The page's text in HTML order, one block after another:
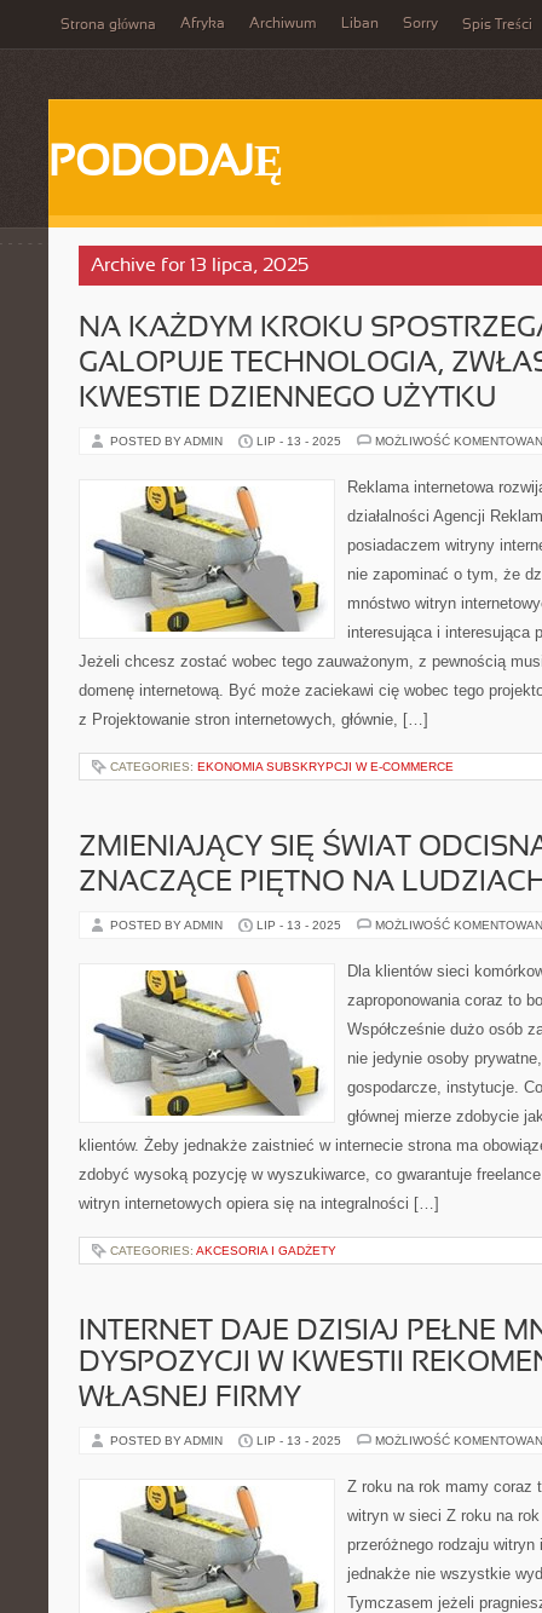
Strona główna Afryka Archiwum Liban Sorry Spis Treści
PODODAJĘ
Archive for 13 lipca, 2025
NA KAŻDYM KROKU
GALOPUJE TECHNOLOGIA,
KWESTIE DZIENNEGO UŻYTKU
POSTED BY ADMIN LIP - 13 - 2025 MOŻLIWOŚĆ
Reklama internetowa
działalności Agencji
posiadaczem witryny
nie zapominać o tym, że
mnóstwo witryn
interesująca i interesująca
Jeżeli chcesz zostać wobec tego zauważonym, z pewnością
domenę internetową. Być może zaciekawi cię wobec tego
z Projektowanie stron internetowych, głównie, […]
CATEGORIES: EKONOMIA SUBSKRYPCJI W E-COMMERCE
ZMIENIAJĄCY SIĘ ŚWIAT
ZNACZĄCE PIĘTNO NA
POSTED BY ADMIN LIP - 13 - 2025 MOŻLIWOŚĆ
Dla klientów sieci
zaproponowania coraz to
Współcześnie dużo osób
nie jedynie osoby
gospodarcze, instytucje.
głównej mierze zdobycie
klientów. Żeby jednakże zaistnieć w internecie strona ma
zdobyć wysoką pozycję w wyszukiwarce, co gwarantuje
witryn internetowych opiera się na integralności […]
CATEGORIES: AKCESORIA I GADŻETY
INTERNET DAJE DZISIAJ PEŁNE
DYSPOZYCJI W KWESTII
WŁASNEJ FIRMY
POSTED BY ADMIN LIP - 13 - 2025 MOŻLIWOŚĆ
Z roku na rok mamy coraz
witryn w sieci Z roku na
przeróżnego rodzaju
jednakże nie wszystkie
Tymczasem jeżeli